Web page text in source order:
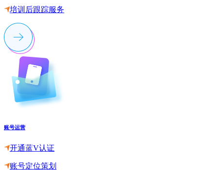
培训后跟踪服务
账号运营
开通蓝V认证
账号定位策划